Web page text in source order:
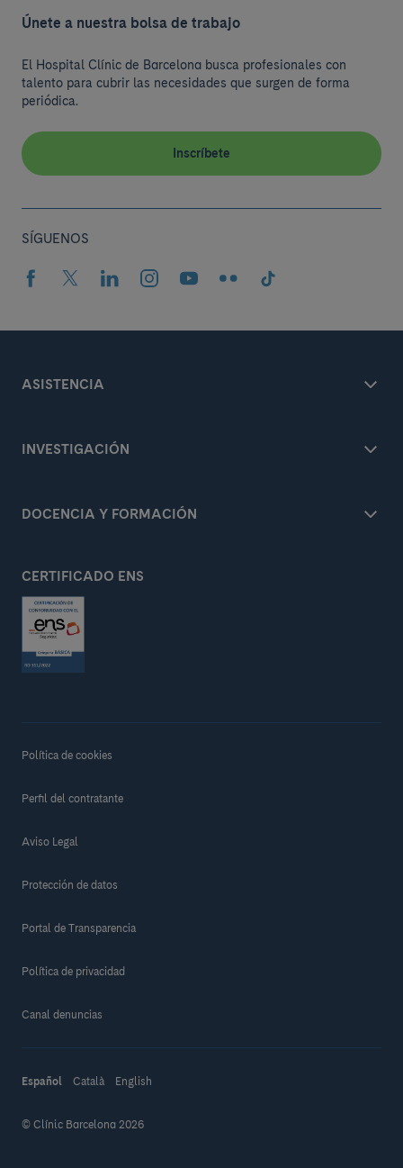
Únete a nuestra bolsa de trabajo
El Hospital Clínic de Barcelona busca profesionales con
talento para cubrir las necesidades que surgen de forma
periódica.
Inscríbete
SÍGUENOS
ASISTENCIA
INVESTIGACIÓN
DOCENCIA Y FORMACIÓN
CERTIFICADO ENS
Política de cookies
Perfil del contratante
Aviso Legal
Protección de datos
Portal de Transparencia
Política de privacidad
Canal denuncias
Español Català English
© Clínic Barcelona 2026